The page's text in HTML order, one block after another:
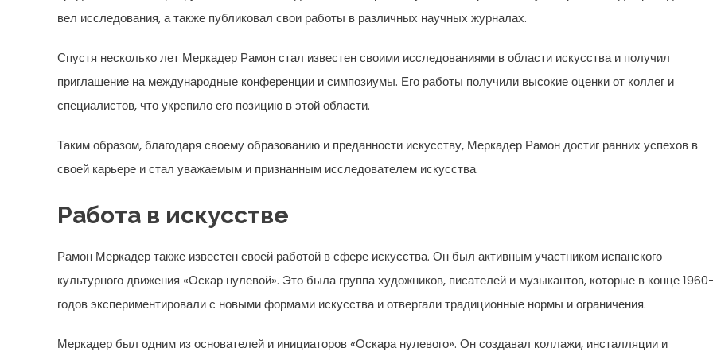
вел исследования, а также публиковал свои работы в различных научных журналах.
Спустя несколько лет Меркадер Рамон стал известен своими исследованиями в области искусства и получил
приглашение на международные конференции и симпозиумы. Его работы получили высокие оценки от коллег и
специалистов, что укрепило его позицию в этой области.
Таким образом, благодаря своему образованию и преданности искусству, Меркадер Рамон достиг ранних успехов в
своей карьере и стал уважаемым и признанным исследователем искусства.
Работа в искусстве
Рамон Меркадер также известен своей работой в сфере искусства. Он был активным участником испанского
культурного движения «Оскар нулевой». Это была группа художников, писателей и музыкантов, которые в конце
годов экспериментировали с новыми формами искусства и отвергали традиционные нормы и ограничения.
Меркадер был одним из основателей и инициаторов «Оскара нулевого». Он создавал коллажи, инсталляции и